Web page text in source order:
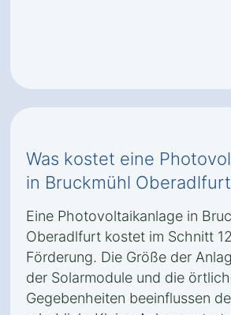
Was kostet eine
in Bruckmühl
Eine Photovoltaikanlage in
Oberadlfurt kostet im Schnitt
Förderung. Die Größe der
der Solarmodule und die
Gegebenheiten beeinflussen